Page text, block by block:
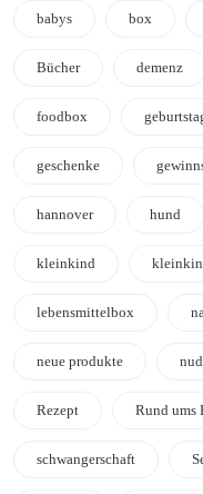
babys box
Bücher demenz
foodbox
geschenke
hannover hund
kleinkind
lebensmittelbox
neue produkte
Rezept Rund ums
schwangerschaft